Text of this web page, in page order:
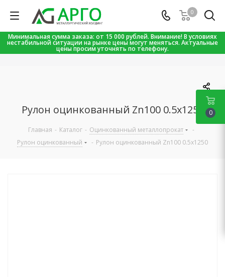
Минимальная сумма заказа: от 15 000 рублей. Внимание! В условиях
нестабильной ситуации на рынке цены могут меняться. Актуальные
цены просим уточнять по телефону.
0
Рулон оцинкованный Zn100 0.5х1250
Главная - Каталог - Оцинкованный металлопрокат
-
Рулон оцинкованный
- Рулон оцинкованный Zn100 0.5х1250
0